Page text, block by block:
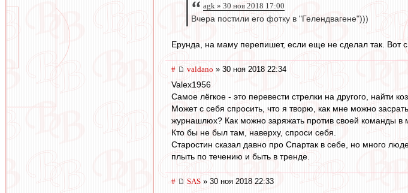
agk » 30 ноя 2018 17:00
Вчера постили его фотку в "Гелендвагене")))
Ерунда, на маму перепишет, если еще не сделал так. Вот с
# valdano » 30 ноя 2018 22:34
Valex1956
Самое лёгкое - это перевести стрелки на другого, найти
Может с себя спросить, что я творю, как мне можно
журнашлюх? Как можно заряжать против своей команды
Кто бы не был там, наверху, спроси себя.
Старостин сказал давно про Спартак в себе, но много
плыть по течению и быть в тренде.
# SAS » 30 ноя 2018 22:33